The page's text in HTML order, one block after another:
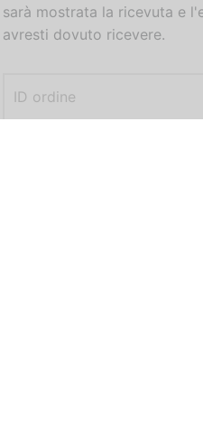
sarà mostrata la ricevuta e
avresti dovuto ricevere.
ID ordine